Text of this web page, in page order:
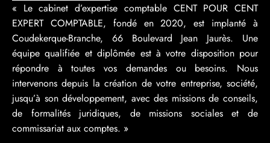
« Le cabinet d’expertise comptable CENT POUR CENT
EXPERT COMPTABLE, fondé en 2020, est implanté à
Coudekerque-Branche, 66 Boulevard Jean Jaurès. Une
équipe qualifiée et diplômée est à votre disposition pour
répondre à toutes vos demandes ou besoins. Nous
intervenons depuis la création de votre entreprise, société,
jusqu’à son développement, avec des missions de conseils,
de formalités juridiques, de missions sociales et de
commissariat aux comptes. »